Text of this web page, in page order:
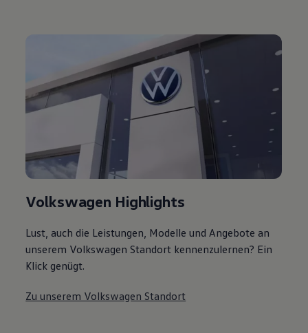
Volkswagen Highlights
Lust, auch die Leistungen, Modelle und Angebote an
unserem Volkswagen Standort kennenzulernen? Ein
Klick genügt.
Zu unserem Volkswagen Standort